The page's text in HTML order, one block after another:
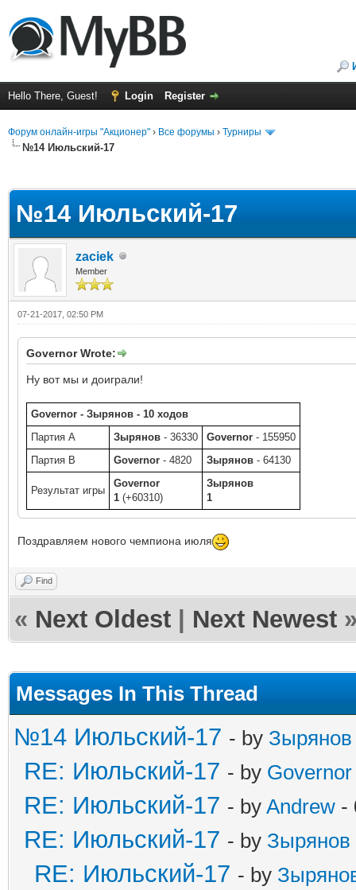
Hello There, Guest! Login Register
Форум онлайн-игры "Акционер" › Все форумы › Турниры
№14 Июльский-17
№14 Июльский-17
zaciek
Member
07-21-2017, 02:50 PM
Governor Wrote:
Ну вот мы и доиграли!
Governor - Зырянов - 10 ходов
Партия A
Зырянов - 36330 Governor - 155950
Партия B
Governor - 4820 Зырянов - 64130
Результат игры
Governor
1 (+60310)
Зырянов
1
Поздравляем нового чемпиона июля
Find
« Next Oldest Next Newest
Messages In This Thread
№14 Июльский-17 - by Зырянов
RE: Июльский-17 - by Governor
RE: Июльский-17 - by Andrew -
RE: Июльский-17 - by Зырянов
RE: Июльский-17 - by